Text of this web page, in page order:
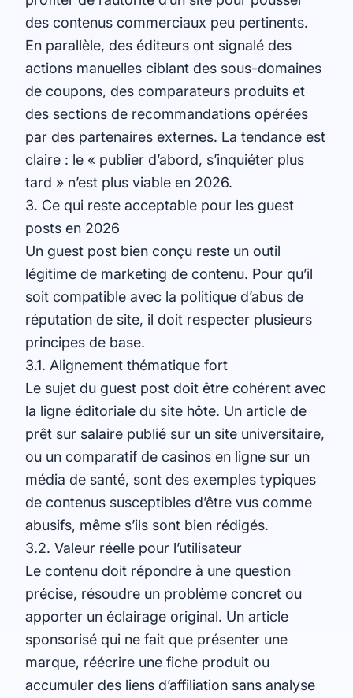
des contenus commerciaux peu pertinents.
En parallèle, des éditeurs ont signalé des
actions manuelles ciblant des sous-domaines
de coupons, des comparateurs produits et
des sections de recommandations opérées
par des partenaires externes. La tendance est
claire : le « publier d’abord, s’inquiéter plus
tard » n’est plus viable en 2026.
3. Ce qui reste acceptable pour les guest
posts en 2026
Un guest post bien conçu reste un outil
légitime de marketing de contenu. Pour qu’il
soit compatible avec la politique d’abus de
réputation de site, il doit respecter plusieurs
principes de base.
3.1. Alignement thématique fort
Le sujet du guest post doit être cohérent avec
la ligne éditoriale du site hôte. Un article de
prêt sur salaire publié sur un site universitaire,
ou un comparatif de casinos en ligne sur un
média de santé, sont des exemples typiques
de contenus susceptibles d’être vus comme
abusifs, même s’ils sont bien rédigés.
3.2. Valeur réelle pour l’utilisateur
Le contenu doit répondre à une question
précise, résoudre un problème concret ou
apporter un éclairage original. Un article
sponsorisé qui ne fait que présenter une
marque, réécrire une fiche produit ou
accumuler des liens d’affiliation sans analyse